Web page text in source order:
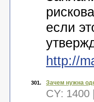
если
http://
301. Зачем нужна
CY: 1400 |